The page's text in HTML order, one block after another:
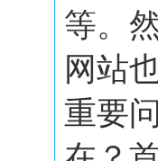
等。
网站
重要